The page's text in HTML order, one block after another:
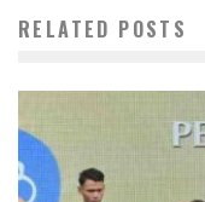
RELATED POSTS